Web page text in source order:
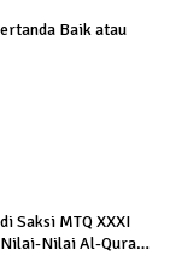
Baik atau
Saksi MTQ XXXI
Nilai Al-Quran